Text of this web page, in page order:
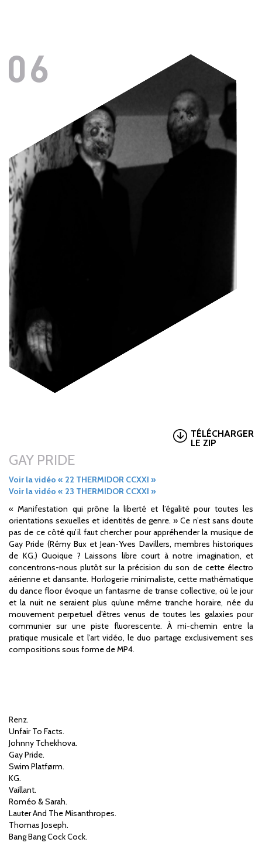
TÉLÉCHARGER
LE ZIP
GAY PRIDE
Voir la vidéo « 22 THERMIDOR CCXXI »
Voir la vidéo « 23 THERMIDOR CCXXI »
« Manifestation qui prône la liberté et l’égalité pour toutes les
orientations sexuelles et identités de genre. » Ce n’est sans doute
pas de ce côté qu’il faut chercher pour appréhender la musique de
Gay Pride (Rémy Bux et Jean-Yves Davillers, membres historiques
de KG.) Quoique ? Laissons libre court à notre imagination, et
concentrons-nous plutôt sur la précision du son de cette électro
aérienne et dansante. Horlogerie minimaliste, cette mathématique
du dance floor évoque un fantasme de transe collective, où le jour
et la nuit ne seraient plus qu’une même tranche horaire, née du
mouvement perpetuel d’êtres venus de toutes les galaxies pour
communier sur une piste fluorescente. À mi-chemin entre la
pratique musicale et l’art vidéo, le duo partage exclusivement ses
compositions sous forme de MP4.
Renz.
Unfair To Facts.
Johnny Tchekhova.
Gay Pride.
Swim Platførm.
KG.
Vaillant.
Roméo & Sarah.
Lauter And The Misanthropes.
Thomas Joseph.
Bang Bang Cock Cock.